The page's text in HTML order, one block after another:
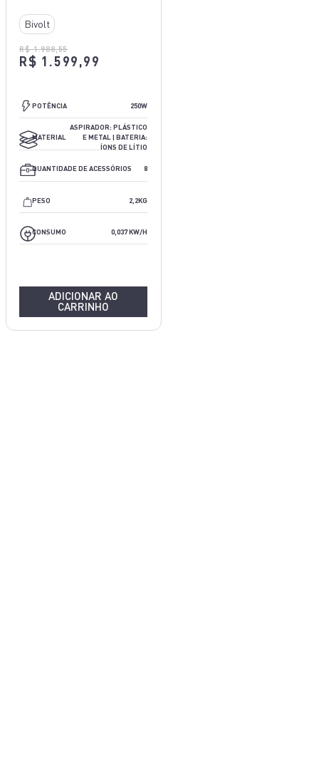
Bivolt
R$ 1.988,55
R$ 1.599,99
POTÊNCIA 250W
MATERIAL
ASPIRADOR: PLÁSTICO
E METAL | BATERIA:
ÍONS DE LÍTIO
QUANTIDADE DE ACESSÓRIOS 8
PESO 2,2KG
CONSUMO 0,037 KW/H
ADICIONAR AO
CARRINHO
PLÁSTICO E METAL